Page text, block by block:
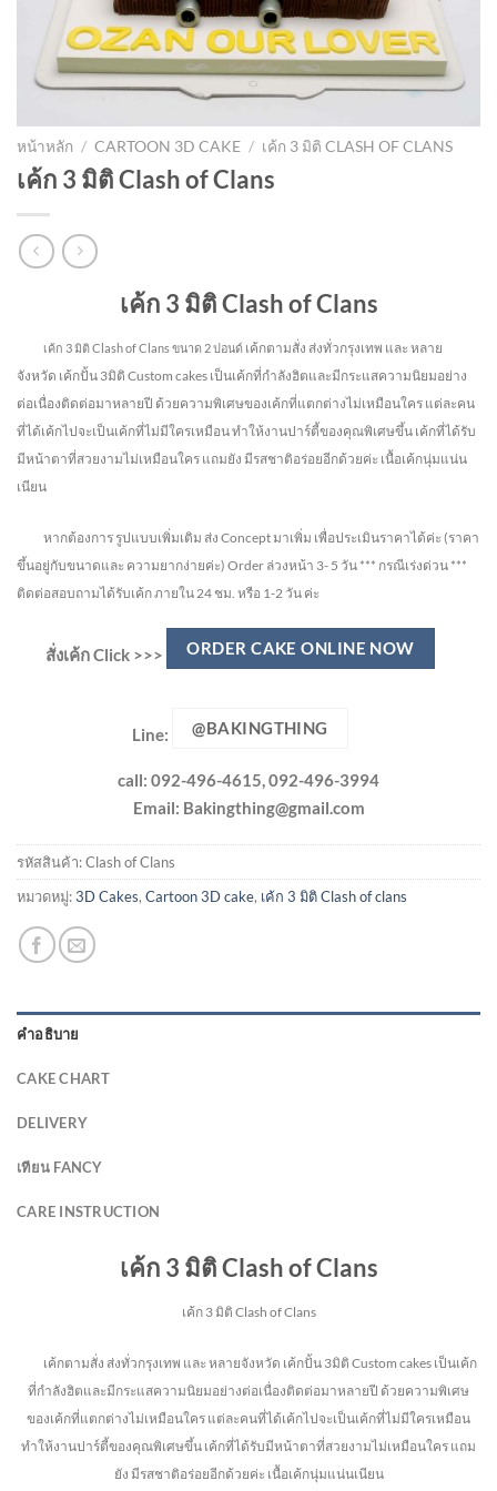
หน้าหลัก / CARTOON 3D CAKE / เค้ก 3 มิติ CLASH OF CLANS
เค้ก 3 มิติ Clash of Clans
เค้ก 3 มิติ Clash of Clans
เค้ก 3 มิติ Clash of Clansขนาด 2 ปอนด์ เค้กตามสั่ง ส่งทั่วกรุงเทพ และ หลาย
จังหวัด เค้กปั้น 3มิติ Custom cakes เป็นเค้กที่กำลังฮิตและมีกระแสความนิยมอย่าง
ต่อเนื่องติดต่อมาหลายปี ด้วยความพิเศษของเค้กที่แตกต่างไม่เหมือนใคร แต่ละคน
ที่ได้เค้กไปจะเป็นเค้กที่ไม่มีใครเหมือน ทำให้งานปาร์ตี้ของคุณพิเศษขึ้น เค้กที่ได้รับ
มีหน้าตาที่สวยงามไม่เหมือนใคร แถมยัง มีรสชาติอร่อยอีกด้วยค่ะ เนื้อเค้กนุ่มแน่น
เนียน
หากต้องการ รูปแบบเพิ่มเติม ส่ง Concept มาเพิ่ม เพื่อประเมินราคาได้ค่ะ (ราคา
ขึ้นอยู่กับขนาดและ ความยากง่ายค่ะ) Order ล่วงหน้า 3- 5 วัน *** กรณีเร่งด่วน ***
ติดต่อสอบถามได้รับเค้ก ภายใน 24 ชม. หรือ 1-2 วัน ค่ะ
สั่งเค้ก Click >>> ORDER CAKE ONLINE NOW
Line: @BAKINGTHING
call: 092-496-4615, 092-496-3994
Email: Bakingthing@gmail.com
รหัสสินค้า:Clash of Clans
หมวดหมู่:3D Cakes, Cartoon 3D cake, เค้ก 3 มิติ Clash of clans
คำอธิบาย
CAKE CHART
DELIVERY
เทียน FANCY
CARE INSTRUCTION
เค้ก 3 มิติ Clash of Clans
เค้ก 3 มิติ Clash of Clans
เค้กตามสั่ง ส่งทั่วกรุงเทพ และ หลายจังหวัด เค้กปั้น 3มิติ Custom cakes เป็นเค้ก
ที่กำลังฮิตและมีกระแสความนิยมอย่างต่อเนื่องติดต่อมาหลายปี ด้วยความพิเศษ
ของเค้กที่แตกต่างไม่เหมือนใคร แต่ละคนที่ได้เค้กไปจะเป็นเค้กที่ไม่มีใครเหมือน
ทำให้งานปาร์ตี้ของคุณพิเศษขึ้น เค้กที่ได้รับมีหน้าตาที่สวยงามไม่เหมือนใคร แถม
ยัง มีรสชาติอร่อยอีกด้วยค่ะ เนื้อเค้กนุ่มแน่นเนียน